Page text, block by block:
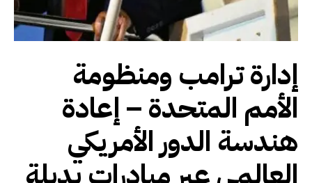
إدارة ترامب ومنظومة
الأمم المتحدة – إعادة
هندسة الدور الأمريكي